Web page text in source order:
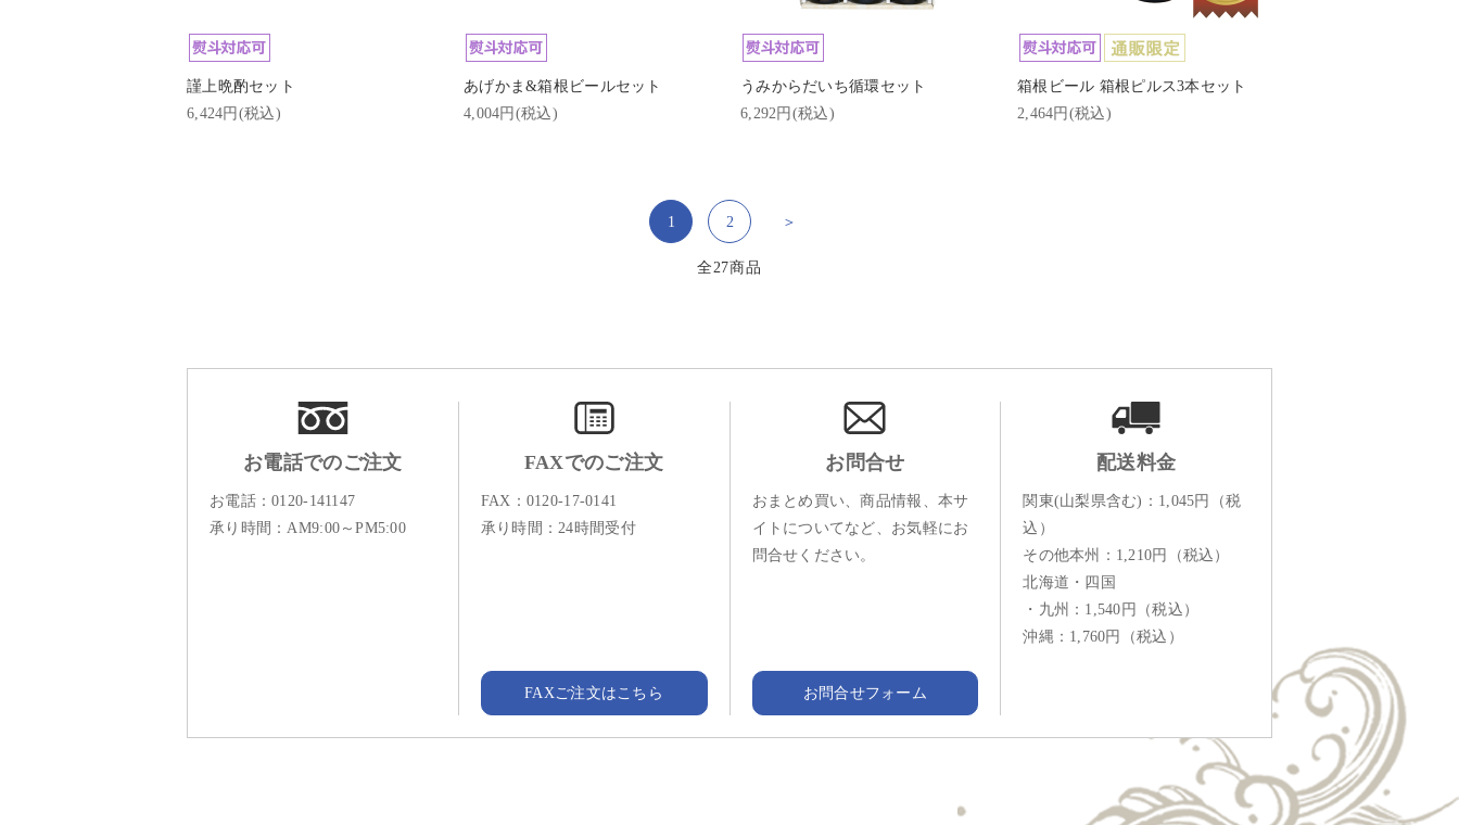
謹上晩酌セット
6,424円(税込)
あげかま&箱根ビールセット
4,004円(税込)
うみからだいち循環セット
6,292円(税込)
箱根ビール 箱根ピルス3本セット
2,464円(税込)
1 2 ＞
全27商品
お電話でのご注文
お電話：0120-141147
承り時間：AM9:00～PM5:00
FAXでのご注文
FAX：0120-17-0141
承り時間：24時間受付
FAXご注文はこちら
お問合せ
おまとめ買い、商品情報、本サ
イトについてなど、お気軽にお
問合せください。
お問合せフォーム
配送料金
関東(山梨県含む)：1,045円（税
込）
その他本州：1,210円（税込）
北海道・四国
・九州：1,540円（税込）
沖縄：1,760円（税込）